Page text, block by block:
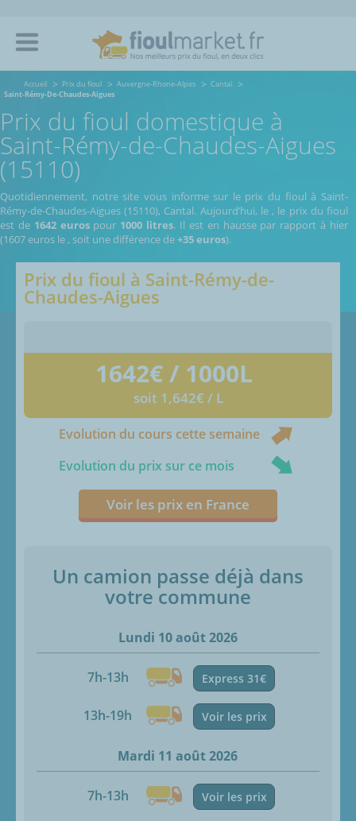
Accueil Prix du fioul Auvergne-Rhone-Alpes
Cantal
Saint-Rémy-De-Chaudes-Aigues
Prix du fioul domestique à
Saint-Rémy-de-Chaudes-Aigues
(15110)
Quotidiennement, notre site vous informe sur le prix du fioul à Saint-
Rémy-de-Chaudes-Aigues (15110), Cantal. Aujourd’hui, le , le prix du fioul
est de 1642 eurospour 1000 litres. Il est en hausse par rapport à hier
(1607 euros le , soit une différence de+35 euros).
Prix du fioul à Saint-Rémy-de-
Chaudes-Aigues
1642€ / 1000L
soit 1,642€ / L
Evolution du cours cette semaine
Evolution du prix sur ce mois
Voir les prix en France
Un camion passe déjà dans
votre commune
Lundi 10 août 2026
7h-13h Express 31€
13h-19h Voir les prix
Mardi 11 août 2026
7h-13h Voir les prix